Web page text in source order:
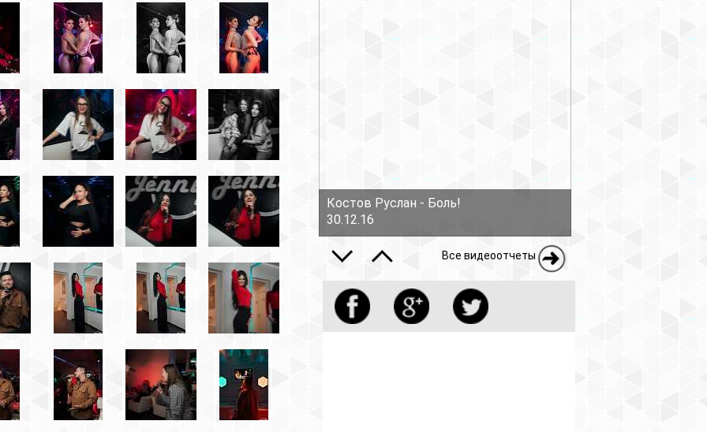
Костов Руслан - Боль!
30.12.16
Все видеоотчеты